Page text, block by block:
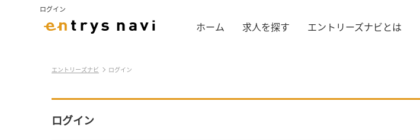
ログイン
ホーム 求人を探す エントリーズナビとは
エントリーズナビ ログイン
ログイン